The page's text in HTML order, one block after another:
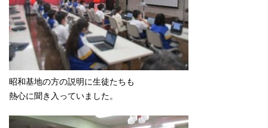
昭和基地の方の説明に生徒たちも
熱心に聞き入っていました。